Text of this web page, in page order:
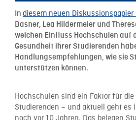
In diesem neuen Diskussionspapier
Basner, Lea Hildermeier und
welchen Einfluss Hochschulen auf
Gesundheit ihrer Studierenden
Handlungsempfehlungen, wie sie
unterstützen können.
Hochschulen sind ein Faktor für die
Studierenden – und aktuell geht es